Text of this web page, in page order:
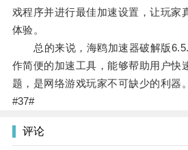
戏程序并进行最佳加速设置，让玩家
体验。
总的来说，海鸥加速器破解版
作简便的加速工具，能够帮助用户快
题，是网络游戏玩家不可缺少的利器。
#37#
评论